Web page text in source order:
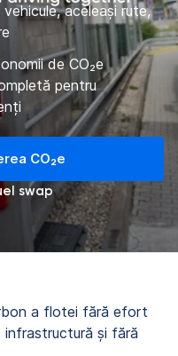
vehicule, aceleași rute,
de CO₂e
pentru
CO₂e
swap
a flotei fără efort
infrastructură și fără